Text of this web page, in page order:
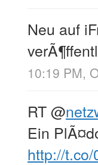
Neu auf
10:19 PM,
RT@
Ein
http://